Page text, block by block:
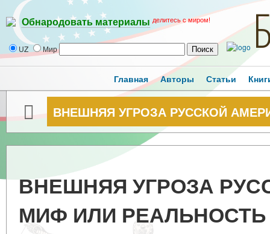
Обнародовать материалы делитесь с миром!
UZ Мир
Главная Авторы Статьи
ВНЕШНЯЯ УГРОЗА РУССКОЙ
ВНЕШНЯЯ УГРОЗА
МИФ ИЛИ РЕАЛЬНОСТЬ